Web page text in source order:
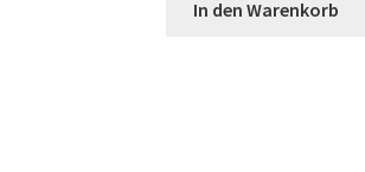
In den Warenkorb